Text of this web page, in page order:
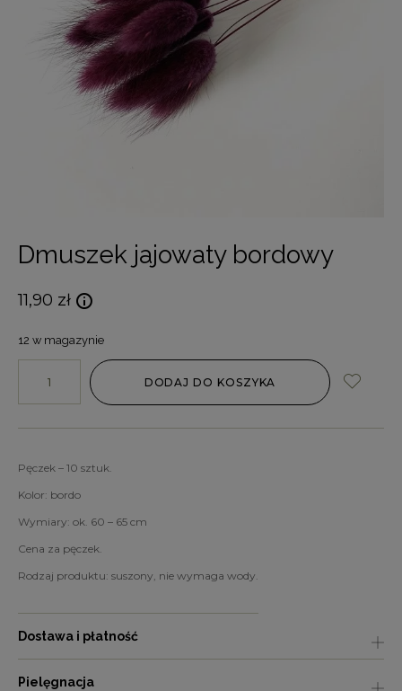
Dmuszek jajowaty bordowy
11,90 zł
12 w magazynie
DODAJ DO KOSZYKA
Pęczek – 10 sztuk.
Kolor: bordo
Wymiary: ok. 60 – 65 cm
Cena za pęczek.
Rodzaj produktu: suszony, nie wymaga wody.
Dostawa i płatność
Pielęgnacja